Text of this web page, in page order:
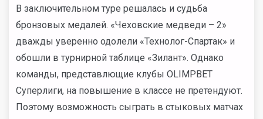
В заключительном туре решалась и судьба
бронзовых медалей. «Чеховские медведи – 2»
дважды уверенно одолели «Технолог-Спартак» и
обошли в турнирной таблице «Зилант». Однако
команды, представлющие клубы OLIMPBET
Суперлиги, на повышение в классе не претендуют.
Поэтому возможность сыграть в стыковых матчах